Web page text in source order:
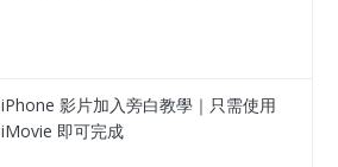
iPhone 影片加入旁白教學｜只需使用
iMovie 即可完成